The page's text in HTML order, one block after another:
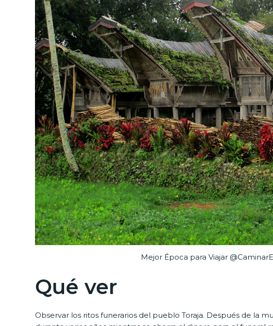
Mejor Época para Viajar
Qué ver
Observar los ritos funerarios del pueblo Toraja. Después de la